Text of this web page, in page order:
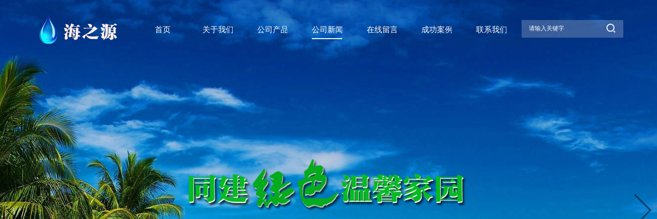
首页 关于我们 公司产品 公司新闻 在线留言 成功案例 联系我们
HZY-Z-802 饮用水级次氯酸钠